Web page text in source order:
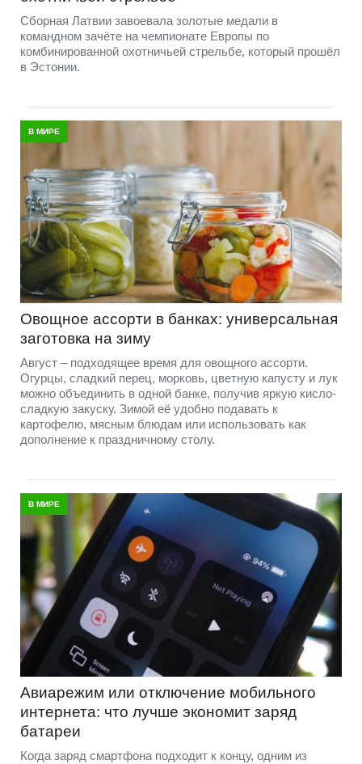
Сборная Латвии завоевала золотые медали в
командном зачёте на чемпионате Европы по
комбинированной охотничьей стрельбе, который прошёл
в Эстонии.
В МИРЕ
Овощное ассорти в банках: универсальная
заготовка на зиму
Август – подходящее время для овощного ассорти.
Огурцы, сладкий перец, морковь, цветную капусту и лук
можно объединить в одной банке, получив яркую кисло-
сладкую закуску. Зимой её удобно подавать к
картофелю, мясным блюдам или использовать как
дополнение к праздничному столу.
В МИРЕ
Авиарежим или отключение мобильного
интернета: что лучше экономит заряд
батареи
Когда заряд смартфона подходит к концу, одним из